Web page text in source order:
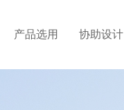
产品选用 协助设计